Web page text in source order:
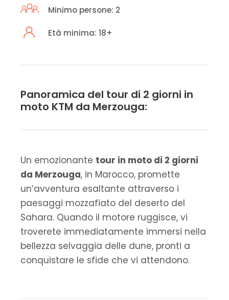
Minimo persone: 2
Età minima: 18+
Panoramica del tour di 2 giorni in
moto KTM da Merzouga:
Un emozionante tour in moto di 2 giorni
da Merzouga, in Marocco, promette
un’avventura esaltante attraverso i
paesaggi mozzafiato del deserto del
Sahara. Quando il motore ruggisce, vi
troverete immediatamente immersi nella
bellezza selvaggia delle dune, pronti a
conquistare le sfide che vi attendono.